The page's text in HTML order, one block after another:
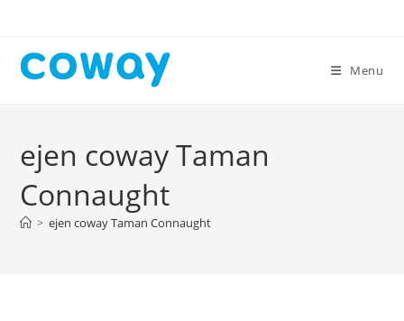
content
Menu
ejen coway Taman
Connaught
> ejen coway Taman Connaught